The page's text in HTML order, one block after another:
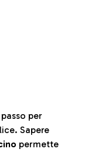
per
Sapere
permette